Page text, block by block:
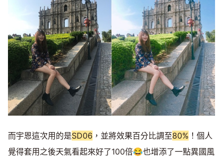
而宇恩這次用的是SD06 ，並將效果百分比調至80% ！個人
覺得套用之後天氣看起來好了100倍😂也增添了一點異國風